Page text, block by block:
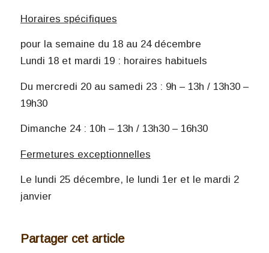
Horaires spécifiques
pour la semaine du 18 au 24 décembre
Lundi 18 et mardi 19 : horaires habituels
Du mercredi 20 au samedi 23 : 9h – 13h / 13h30 –
19h30
Dimanche 24 : 10h – 13h / 13h30 – 16h30
Fermetures exceptionnelles
Le lundi 25 décembre, le lundi 1er et le mardi 2
janvier
Partager cet article